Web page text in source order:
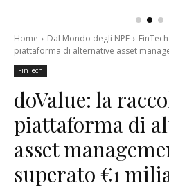
Home Dal Mondo degli NPE FinTech
piattaforma di alternative asset
FinTech
doValue: la
piattaforma di
asset
superato €1